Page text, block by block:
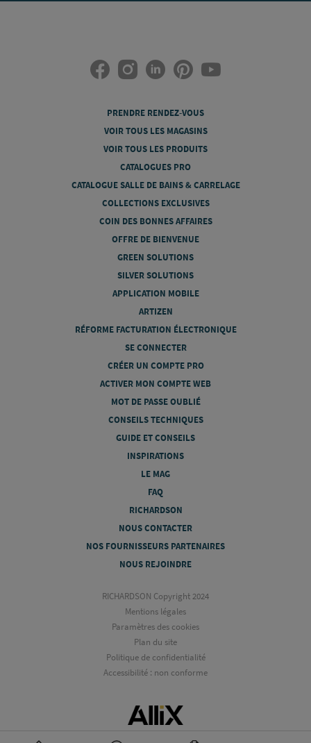
PRENDRE RENDEZ-VOUS
VOIR TOUS LES MAGASINS
VOIR TOUS LES PRODUITS
CATALOGUES PRO
CATALOGUE SALLE DE BAINS & CARRELAGE
COLLECTIONS EXCLUSIVES
COIN DES BONNES AFFAIRES
OFFRE DE BIENVENUE
GREEN SOLUTIONS
SILVER SOLUTIONS
APPLICATION MOBILE
ARTIZEN
RÉFORME FACTURATION ÉLECTRONIQUE
SE CONNECTER
CRÉER UN COMPTE PRO
ACTIVER MON COMPTE WEB
MOT DE PASSE OUBLIÉ
CONSEILS TECHNIQUES
GUIDE ET CONSEILS
INSPIRATIONS
LE MAG
FAQ
RICHARDSON
NOUS CONTACTER
NOS FOURNISSEURS PARTENAIRES
NOUS REJOINDRE
RICHARDSON Copyright 2024
Mentions légales
Paramètres des cookies
Plan du site
Politique de confidentialité
Accessibilité : non conforme